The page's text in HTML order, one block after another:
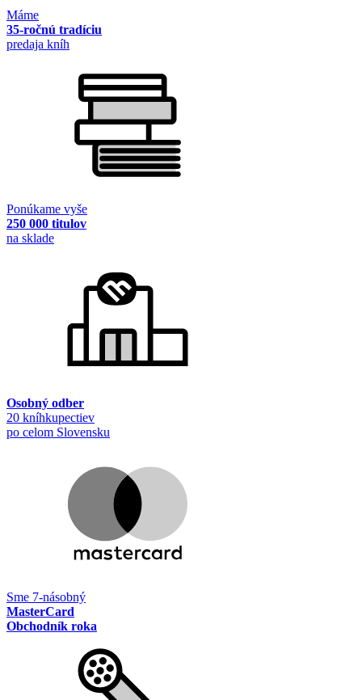
Máme
35-ročnú tradíciu
predaja kníh
Ponúkame vyše
250 000 titulov
na sklade
Osobný odber
20 kníhkupectiev
po celom Slovensku
Sme 7-násobný
MasterCard
Obchodník roka